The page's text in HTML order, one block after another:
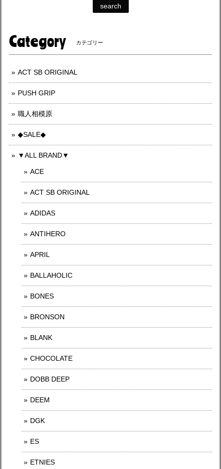
search
Category カテゴリー
ACT SB ORIGINAL
PUSH GRIP
職人相模原
◆SALE◆
▼ALL BRAND▼
ACE
ACT SB ORIGINAL
ADIDAS
ANTIHERO
APRIL
BALLAHOLIC
BONES
BRONSON
BLANK
CHOCOLATE
DOBB DEEP
DEEM
DGK
ES
ETNIES